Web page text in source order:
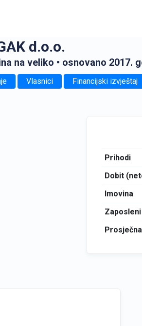
d.o.o.
na veliko • osnovano 2017.
Vlasnici Financijski izvještaj
Prihodi
Dobit
Imovina
Zaposleni